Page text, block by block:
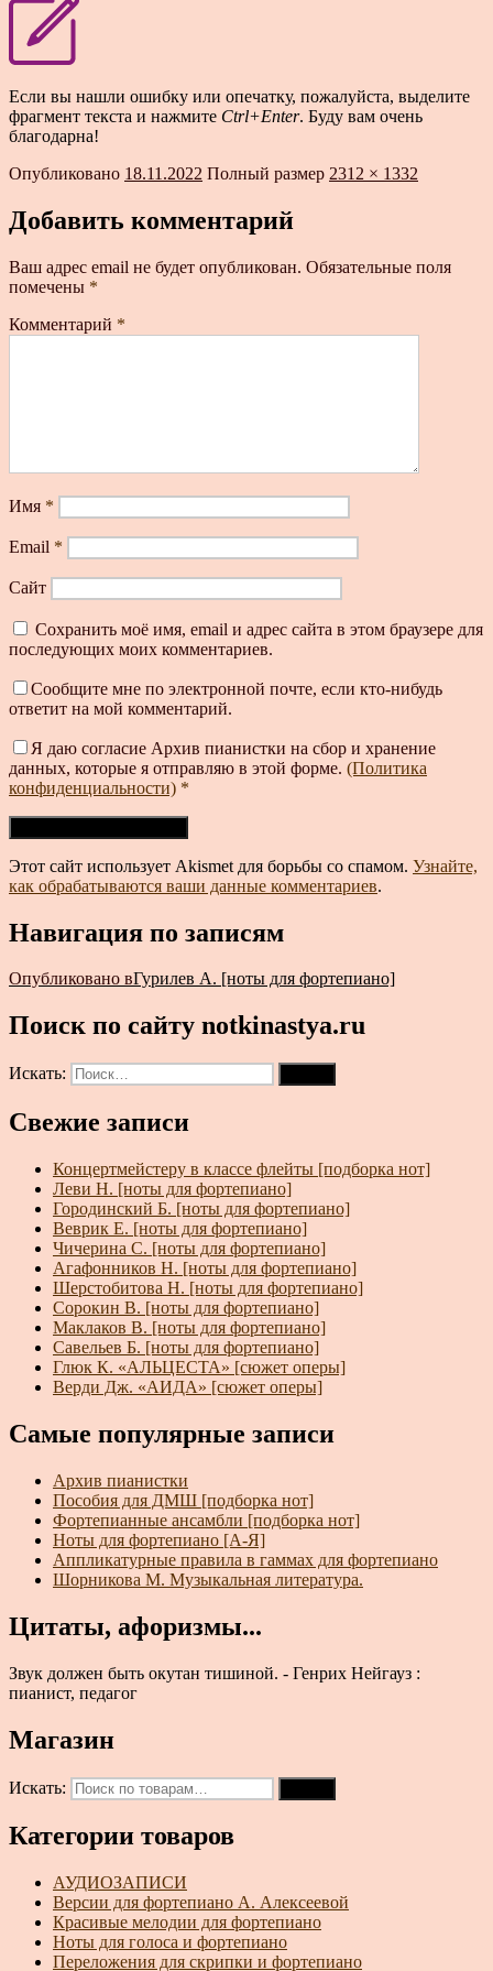
Если вы нашли ошибку или опечатку, пожалуйста, выделите
фрагмент текста и нажмите Ctrl+Enter. Буду вам очень
благодарна!
Опубликовано 18.11.2022 Полный размер 2312 × 1332
Добавить комментарий
Ваш адрес email не будет опубликован. Обязательные поля
помечены *
Комментарий *
Имя *
Email *
Сайт
Сохранить моё имя, email и адрес сайта в этом браузере для
последующих моих комментариев.
Сообщите мне по электронной почте, если кто-нибудь
ответит на мой комментарий.
Я даю согласие Архив пианистки на сбор и хранение
данных, которые я отправляю в этой форме. (Политика
конфиденциальности) *
Этот сайт использует Akismet для борьбы со спамом. Узнайте,
как обрабатываются ваши данные комментариев.
Навигация по записям
Опубликовано вГурилев А. [ноты для фортепиано]
Поиск по сайту notkinastya.ru
Искать:
Свежие записи
Концертмейстеру в классе флейты [подборка нот]
Леви Н. [ноты для фортепиано]
Городинский Б. [ноты для фортепиано]
Веврик Е. [ноты для фортепиано]
Чичерина С. [ноты для фортепиано]
Агафонников Н. [ноты для фортепиано]
Шерстобитова Н. [ноты для фортепиано]
Сорокин В. [ноты для фортепиано]
Маклаков В. [ноты для фортепиано]
Савельев Б. [ноты для фортепиано]
Глюк К. «АЛЬЦЕСТА» [сюжет оперы]
Верди Дж. «АИДА» [сюжет оперы]
Самые популярные записи
Архив пианистки
Пособия для ДМШ [подборка нот]
Фортепианные ансамбли [подборка нот]
Ноты для фортепиано [А-Я]
Аппликатурные правила в гаммах для фортепиано
Шорникова М. Музыкальная литература.
Цитаты, афоризмы...
Звук должен быть окутан тишиной. - Генрих Нейгауз :
пианист, педагог
Магазин
Искать:
Категории товаров
АУДИОЗАПИСИ
Версии для фортепиано А. Алексеевой
Красивые мелодии для фортепиано
Ноты для голоса и фортепиано
Переложения для скрипки и фортепиано